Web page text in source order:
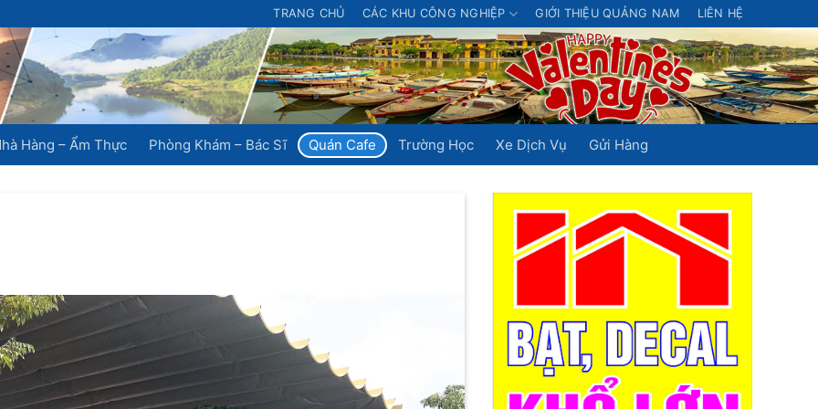
TRANG CHỦ CÁC KHU CÔNG NGHIỆP GIỚI THIỆU QUẢNG NAM LIÊN HỆ
Hàng – Ẩm Thực Phòng Khám – Bác Sĩ Quán Cafe Trường Học Xe Dịch Vụ Gửi Hàng